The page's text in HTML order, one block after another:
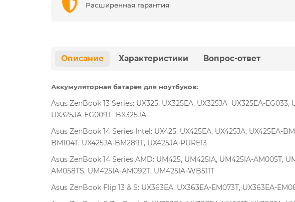
Расширенная гарантия
Описание Характеристики Вопрос-ответ
Аккумуляторная батарея для ноутбуков:
Asus ZenBook 13 Series: UX325, UX325EA, UX325JA UX325EA-EG033,
UX325JA-EG009T BX325JA
Asus ZenBook 14 Series Intel: UX425, UX425EA, UX425JA, UX425EA-
BM104T, UX425JA-BM289T, UX425JA-PURE13
Asus ZenBook 14 Series AMD: UM425, UM425IA, UM425IA-AM005T,
AM058TS, UM425IA-AM092T, UM425IA-WB511T
Asus ZenBook Flip 13 & S: UX363EA, UX363EA-EM073T, UX363EA-